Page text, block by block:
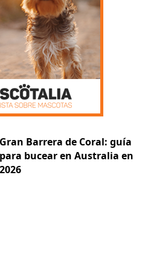
Gran Barrera de Coral: guía
para bucear en Australia en
2026